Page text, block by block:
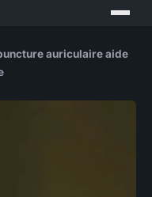
auriculaire aide